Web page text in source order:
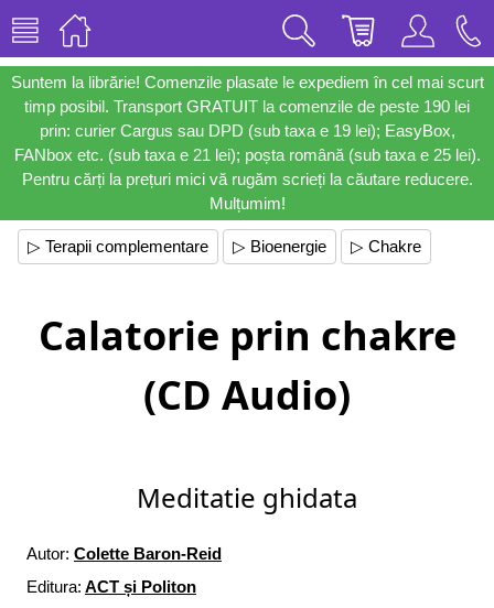
Suntem la librărie! Comenzile plasate le expediem în cel mai scurt
timp posibil. Transport GRATUIT la comenzile de peste 190 lei
prin: curier Cargus sau DPD (sub taxa e 19 lei); EasyBox,
FANbox etc. (sub taxa e 21 lei); poșta română (sub taxa e 25 lei).
Pentru cărți la prețuri mici vă rugăm scrieți la căutare reducere.
Mulțumim!
▷ Terapii complementare ▷ Bioenergie ▷ Chakre
Calatorie prin chakre
(CD Audio)
Meditatie ghidata
Autor: Colette Baron-Reid
Editura: ACT și Politon